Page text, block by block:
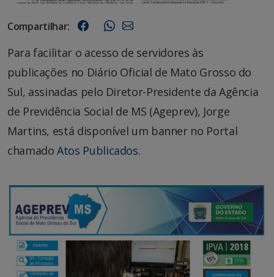
Compartilhar:
Para facilitar o acesso de servidores às
publicações no Diário Oficial de Mato Grosso do
Sul, assinadas pelo Diretor-Presidente da Agência
de Previdência Social de MS (Ageprev), Jorge
Martins, está disponível um banner no Portal
chamadoAtos Publicados.